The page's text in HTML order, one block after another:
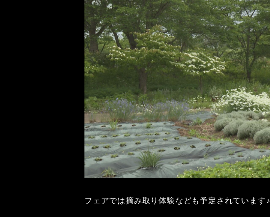
フェアでは摘み取り体験なども予定されています♪